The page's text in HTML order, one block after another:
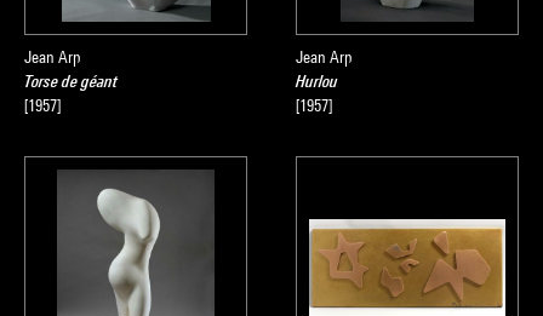
Jean Arp
Torse de géant
[1957]
Jean Arp
Hurlou
[1957]